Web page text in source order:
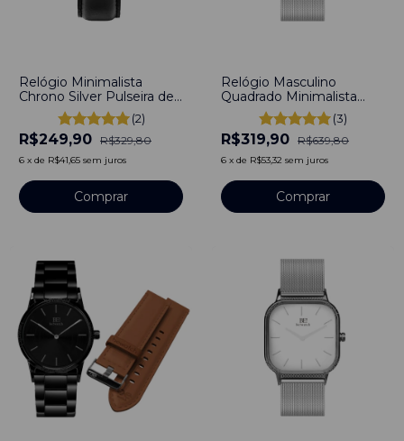
Relógio Minimalista
Chrono Silver Pulseira de
Couro Preto 40mm Aço
Inoxidável banhado a
titânio
(2)
R$249,90 R$329,80
6 x de R$41,65 sem juros
Comprar
Relógio Masculino
Quadrado Minimalista
Square Ford Silver
Pulseira Aço Prata 40mm
Aço Inoxidável banhado a
titânio
(3)
R$319,90 R$639,80
6 x de R$53,32 sem juros
Comprar